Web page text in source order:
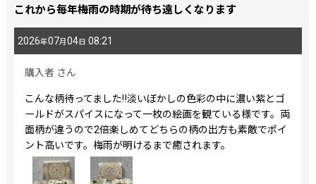
これから毎年梅雨の時期が待ち遠しくなります
2026年07月 04 日 08:21
購入者 さん
こんな柄待ってました‼️淡いぼかしの色彩の中に濃い紫とゴ
ールドがスパイスになって一枚の絵画を観ている様です。両
面柄が違うので2倍楽しめてどちらの柄の出方も素敵でポイ
ント高いです。梅雨が明けるまで癒されます。